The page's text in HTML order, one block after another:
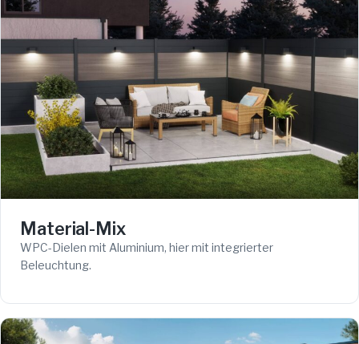
Material-Mix
WPC-Dielen mit Aluminium, hier mit integrierter
Beleuchtung.